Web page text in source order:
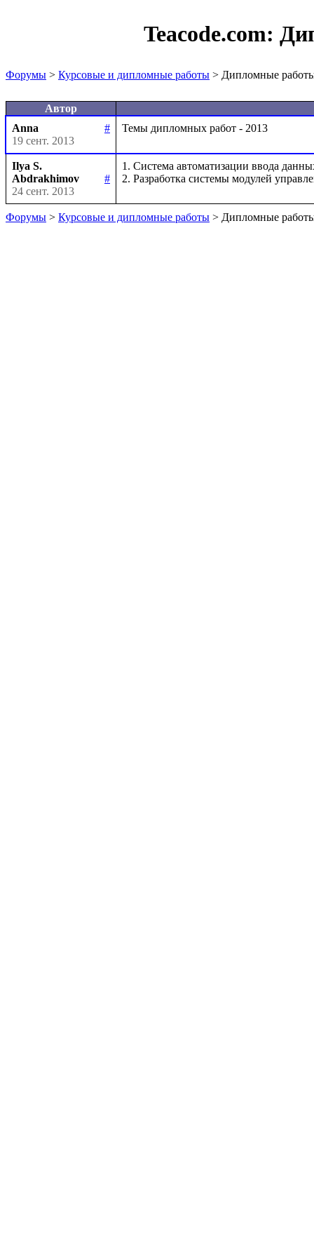
Teacode.com:
Форумы > Курсовые и дипломные работы > Дипломные
Автор
Anna
#
19 сент. 2013
Ilya S.
Abdrakhimov
#
24 сент. 2013
1. Система автоматизации ввода
Форумы > Курсовые и дипломные работы > Дипломные